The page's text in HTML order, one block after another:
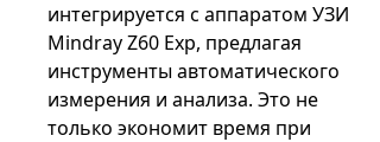
интегрируется с аппаратом УЗИ
Mindray Z60 Exp, предлагая
инструменты автоматического
измерения и анализа. Это не
только экономит время при